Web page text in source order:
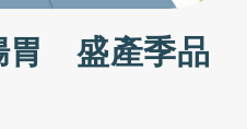
胃 盛產季品